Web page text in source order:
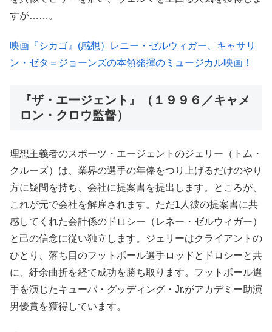
すが……。
映画『シカゴ』(感想）レニー・ゼルウィガー、キャサリ
ン・ゼタ＝ジョーンズの本領発揮のミュージカル映画！
『ザ・エージェント』（１９９６／キャメ
ロン・クロウ監督）
理想主義者のスポーツ・エージェントのジェリー（トム・
クルーズ）は、業界の選手の年俸をつり上げるだけのやり
方に疑問を持ち、会社に提案書を提出します。ところが、
これが元で会社を解雇されます。ただ1人彼の提案書に共
感してくれた会計係のドロシー（レネー・ゼルウィガー）
と己の信念に従い独立します。ジェリーはクライアントの
ひとり、落ち目のフットボール選手ロッドとドロシーと共
に、紆余曲折を経て成功を勝ち取ります。フットボール選
手を演じたキューバ・グッディング・Jr.がアカデミー助演
男優賞を獲得しています。